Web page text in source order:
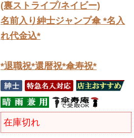
(裏ストライプ/ネイビー)
名前入り紳士ジャンプ傘 *名入
れ代金込*
*退職祝*還暦祝*傘寿祝*
在庫切れ